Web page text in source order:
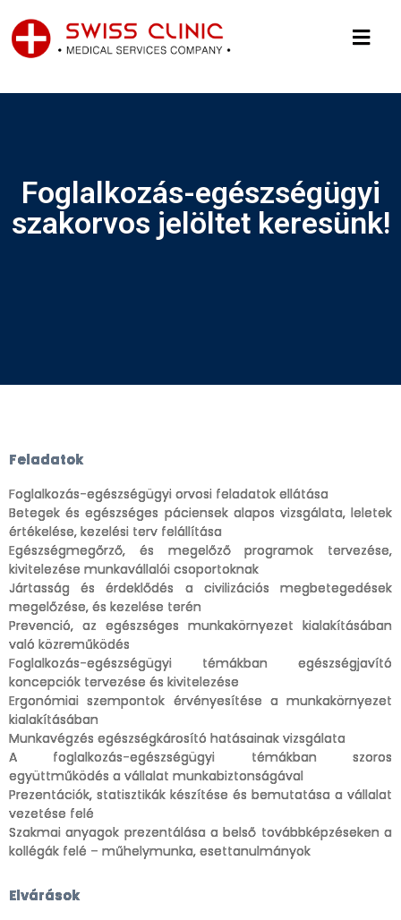
Foglalkozás-egészségügyi
szakorvos jelöltet keresünk!
Feladatok
Foglalkozás-egészségügyi orvosi feladatok ellátása
Betegek és egészséges páciensek alapos vizsgálata, leletek
értékelése, kezelési terv felállítása
Egészségmegőrző, és megelőző programok tervezése,
kivitelezése munkavállalói csoportoknak
Jártasság és érdeklődés a civilizációs megbetegedések
megelőzése, és kezelése terén
Prevenció, az egészséges munkakörnyezet kialakításában
való közreműködés
Foglalkozás-egészségügyi témákban egészségjavító
koncepciók tervezése és kivitelezése
Ergonómiai szempontok érvényesítése a munkakörnyezet
kialakításában
Munkavégzés egészségkárosító hatásainak vizsgálata
A foglalkozás-egészségügyi témákban szoros
együttműködés a vállalat munkabiztonságával
Prezentációk, statisztikák készítése és bemutatása a vállalat
vezetése felé
Szakmai anyagok prezentálása a belső továbbképzéseken a
kollégák felé – műhelymunka, esettanulmányok
Elvárások